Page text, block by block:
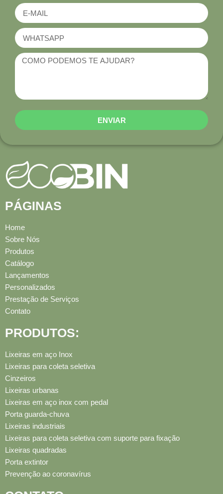
ENVIAR
PÁGINAS
Home
Sobre Nós
Produtos
Catálogo
Lançamentos
Personalizados
Prestação de Serviços
Contato
PRODUTOS:
Lixeiras em aço Inox
Lixeiras para coleta seletiva
Cinzeiros
Lixeiras urbanas
Lixeiras em aço inox com pedal
Porta guarda-chuva
Lixeiras industriais
Lixeiras para coleta seletiva com suporte para fixação
Lixeiras quadradas
Porta extintor
Prevenção ao coronavírus